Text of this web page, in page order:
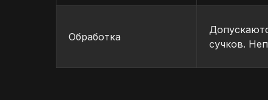
Обработка
сучков.
НАШИ ПРЕИМУЩЕСТВА